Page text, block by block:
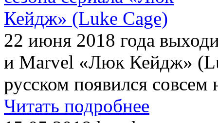
22 июня 2018 года
и Marvel «Люк Кейдж»
русском появился совсем
Читать подробнее